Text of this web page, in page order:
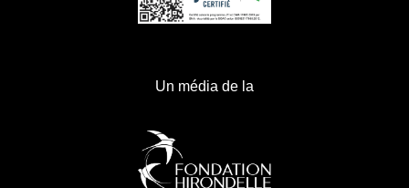
Un média de la